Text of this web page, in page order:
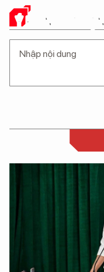
Ý KIẾN CỦA BẠN